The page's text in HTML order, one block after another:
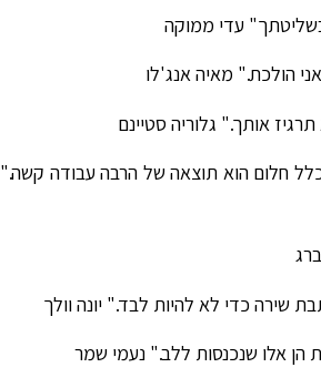
עדי ממוקה
הולכת." מאיה אנג'לו
אותך." גלוריה סטיינם
חלום הוא תוצאה של הרבה עבודה קשה."
שירה כדי לא להיות לבד." יונה וולך
הן אלו שנכנסות ללב." נעמי שמר